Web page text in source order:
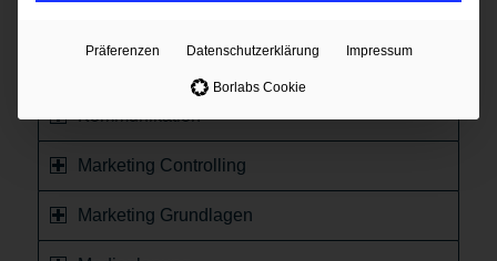
E-Learning-Paket mit Online-Marketing
Kommunikation
Marketing Controlling
Marketing Grundlagen
Präferenzen Datenschutzerklärung Impressum
Borlabs Cookie